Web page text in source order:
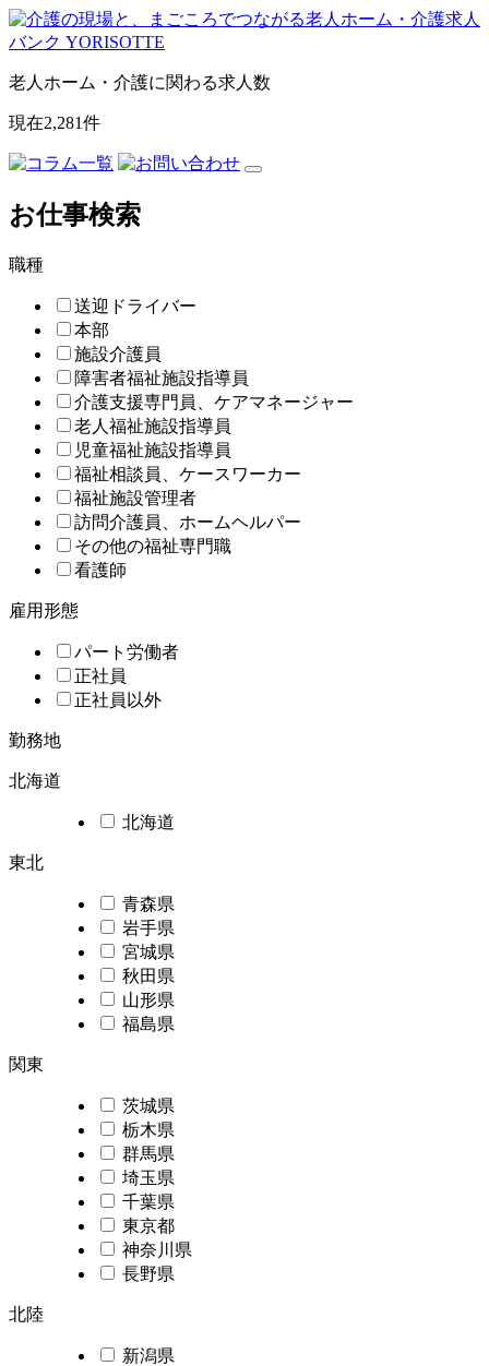
老人ホーム・介護に関わる求人数
現在2,281件
お仕事検索
職種
送迎ドライバー
本部
施設介護員
障害者福祉施設指導員
介護支援専門員、ケアマネージャー
老人福祉施設指導員
児童福祉施設指導員
福祉相談員、ケースワーカー
福祉施設管理者
訪問介護員、ホームヘルパー
その他の福祉専門職
看護師
雇用形態
パート労働者
正社員
正社員以外
勤務地
北海道
北海道
東北
青森県
岩手県
宮城県
秋田県
山形県
福島県
関東
茨城県
栃木県
群馬県
埼玉県
千葉県
東京都
神奈川県
長野県
北陸
新潟県